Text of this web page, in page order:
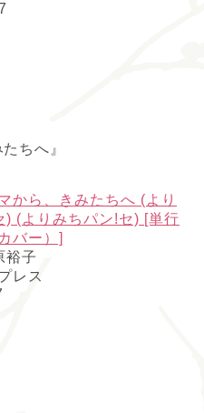
ちへ』
から、きみたちへ (より
) (よりみちパン!セ) [単行
バー）]
裕子
レス